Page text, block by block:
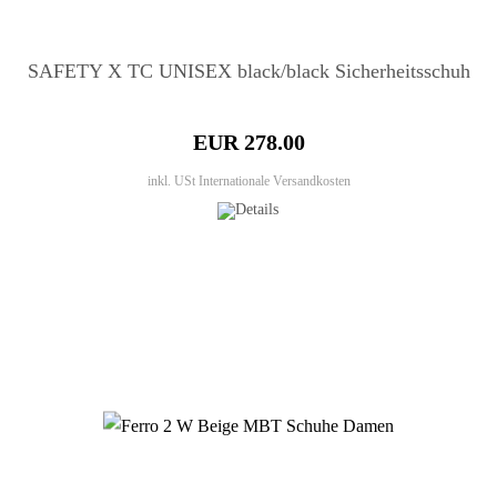
SAFETY X TC UNISEX black/black Sicherheitsschuh
EUR 278.00
inkl. USt Internationale Versandkosten